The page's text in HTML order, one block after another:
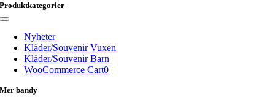
Produktkategorier
Toggle
NavigationNyheter
Kläder/Souvenir Vuxen
Kläder/Souvenir Barn
WooCommerce Cart0
Mer bandy